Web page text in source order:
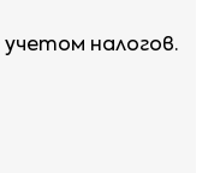
Grand C4;
учетом налогов.